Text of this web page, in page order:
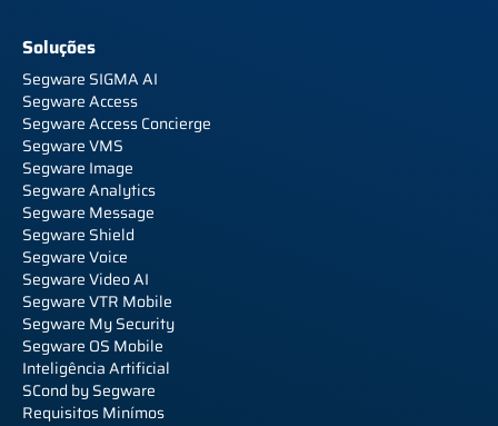
Soluções
Segware SIGMA AI
Segware Access
Segware Access Concierge
Segware VMS
Segware Image
Segware Analytics
Segware Message
Segware Shield
Segware Voice
Segware Video AI
Segware VTR Mobile
Segware My Security
Segware OS Mobile
Inteligência Artificial
SCond by Segware
Requisitos Minímos